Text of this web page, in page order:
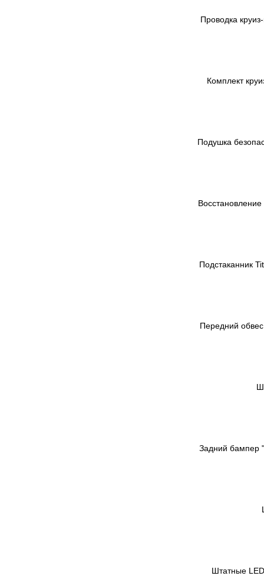
Проводка
Комплект
Подушка
Подстаканник
Передний
Задний бампер
Штатные